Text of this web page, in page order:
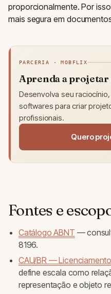
proporcionalmente. Por
mais segura em
PARCERIA · MOBFLIX
Aprenda a projetar
Desenvolva seu
softwares para criar
profissionais.
Quero
Fontes e
Catálogo ABNT —
8196.
CAU/BR —
define escala como
representação e objeto